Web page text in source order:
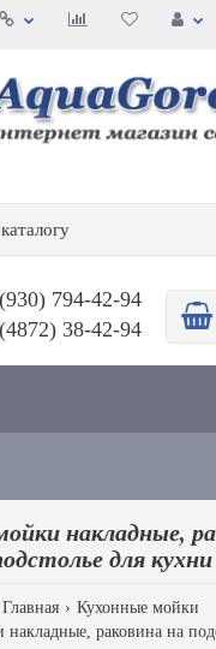
794-42-94
38-42-94
накладные,
для кухни
Главная
Кухонные мойки
раковина на